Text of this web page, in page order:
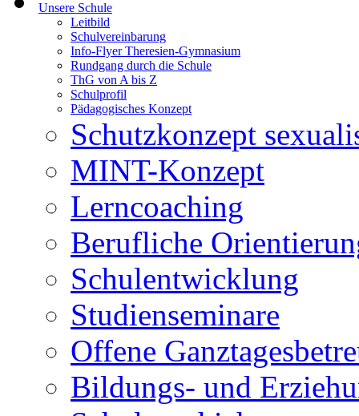
Unsere Schule
Leitbild
Schulvereinbarung
Info-Flyer Theresien-Gymnasium
Rundgang durch die Schule
ThG von A bis Z
Schulprofil
Pädagogisches Konzept
Schutzkonzept
MINT-Konzept
Lerncoaching
Berufliche
Schulentwicklung
Studienseminare
Offene
Bildungs- und